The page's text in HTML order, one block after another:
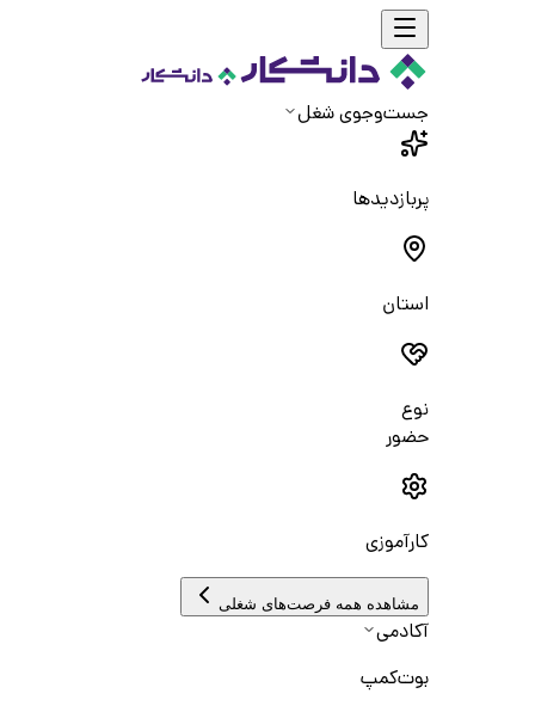
جست‌و‌جوی شغل
پربازدیدها
استان
نوع
حضور
کارآموزی
مشاهده همه فرصت‌های شغلی
آکادمی
بوت‌کمپ